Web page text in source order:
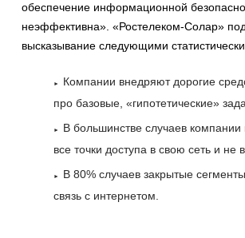
обеспечение информационной
неэффективна». «Ростелеком-Солар»
высказывание следующими
Компании внедряют дорогие
про базовые, «гипотетические»
В большинстве случаев компании
все точки доступа в свою сеть и не
В 80% случаев закрытые
связь с интернетом.